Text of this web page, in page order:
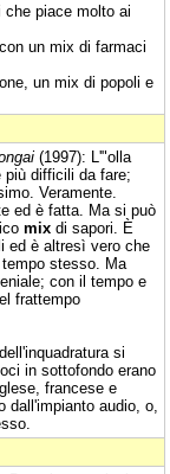
che piace molto ai
un mix di farmaci
un mix di popoli e
(1997): L'"olla
difficili da fare;
Veramente.
ed è fatta. Ma si può
mix di sapori. È
ed è altresì vero che
stesso. Ma
con il tempo e
frattempo
si
in sottofondo erano
francese e
dall'impianto audio, o,